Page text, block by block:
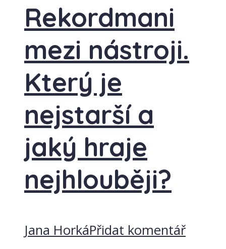
Rekordmani
mezi nástroji.
Který je
nejstarší a
jaký hraje
nejhlouběji?
Jana HorkáPřidat komentář